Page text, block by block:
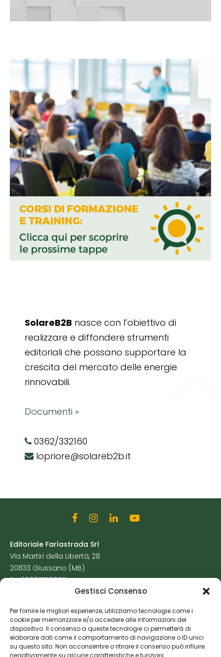
Gestisci Consenso
Per fornire le migliori esperienze, utilizziamo tecnologie come i
cookie per memorizzare e/o accedere alle informazioni del
dispositivo. Il consenso a queste tecnologie ci permetterà di
elaborare dati come il comportamento di navigazione o ID unici
su questo sito. Non acconsentire o ritirare il consenso può influire
negativamente su alcune caratteristiche e funzioni.
SolareB2B nasce con l’obiettivo di
realizzare e diffondere strumenti
editoriali che possano supportare la
crescita del mercato delle energie
rinnovabili.
Documenti »
0362/332160
lopriore@solareb2b.it
Editoriale Farlastrada Srl
Via Martiri della Libertà, 28
20833 Giussano (MB)
P.I. 06982770965
Cookie Policy
Risorse Aggiuntive